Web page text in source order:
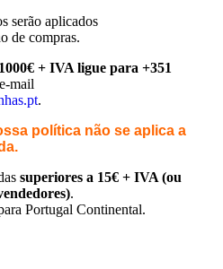
serão aplicados
de compras.
+ IVA ligue para +351
mail
.
política não se aplica a
superiores a 15€ + IVA (ou
.
Portugal Continental.